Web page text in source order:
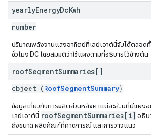
yearlyEnergyDcKwh
number
ปริมาณพลังงานแสงอาทิตย์ที่เลย์เอาต์นี้จับได้ตลอด
ชั่วโมง DC โดยสมมติว่าใช้แผงตามที่อธิบายไว้ข้างต้น
roofSegmentSummaries[]
object (RoofSegmentSummary)
ข้อมูลเกี่ยวกับการผลิตส่วนหลังคาแต่ละส่วนที่มีแผงอ
เลย์เอาต์นี้ roofSegmentSummaries[i] อธิบ
ถึงขนาด ผลิตภัณฑ์ที่คาดการณ์ และการวางแนว